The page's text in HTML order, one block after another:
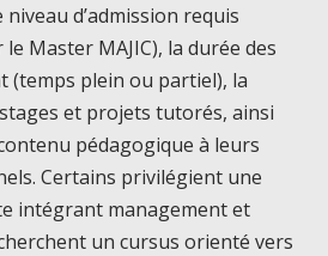
d’admission requis
Master MAJIC), la durée des
(temps plein ou partiel), la
et projets tutorés, ainsi
pédagogique à leurs
Certains privilégient une
intégrant management et
un cursus orienté vers